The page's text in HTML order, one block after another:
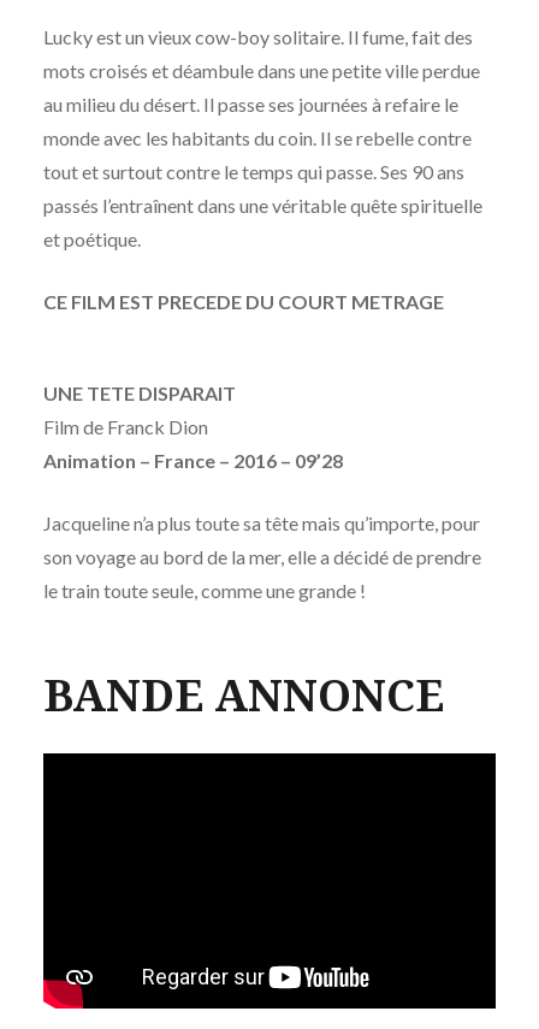
Lucky est un vieux cow-boy solitaire. Il fume, fait des
mots croisés et déambule dans une petite ville perdue
au milieu du désert. Il passe ses journées à refaire le
monde avec les habitants du coin. Il se rebelle contre
tout et surtout contre le temps qui passe. Ses 90 ans
passés l’entraînent dans une véritable quête spirituelle
et poétique.
CE FILM EST PRECEDE DU COURT METRAGE
UNE TETE DISPARAIT
Film de Franck Dion
Animation – France – 2016 – 09’28
Jacqueline n’a plus toute sa tête mais qu’importe, pour
son voyage au bord de la mer, elle a décidé de prendre
le train toute seule, comme une grande !
BANDE ANNONCE